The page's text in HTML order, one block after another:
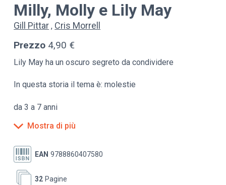
Milly, Molly e Lily May
Gill Pittar Cris Morrell
Prezzo 4,90 €
Lily May ha un oscuro segreto da condividere
In questa storia il tema è: molestie
da 3 a 7 anni
Mostra di più
EAN 9788860407580
Pagine
32